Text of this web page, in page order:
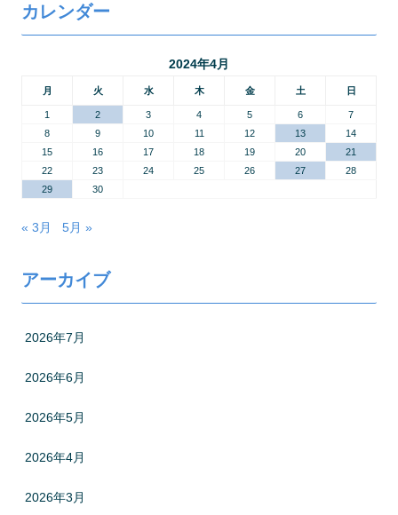
カレンダー
2024年4月
月 火 水 木 金 土 日
1 2 3 4 5 6
7
8
9 10 11 12 13
14
15
16 17 18 19 20
21
22
23 24 25 26 27
28
29
30
« 3月 5月 »
アーカイブ
2026年7月
2026年6月
2026年5月
2026年4月
2026年3月